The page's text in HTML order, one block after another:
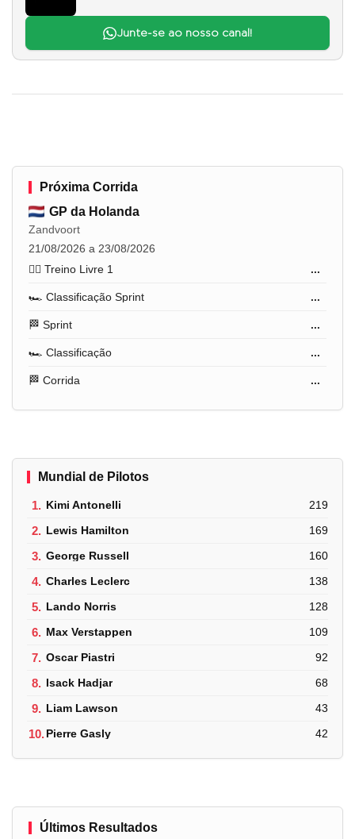
Junte-se ao nosso canal!
Próxima Corrida
GP da Holanda
Zandvoort
21/08/2026 a 23/08/2026
🏋️‍♂️ Treino Livre 1
...
🏎️ Classificação Sprint ...
🏁 Sprint ...
🏎️ Classificação ...
🏁 Corrida ...
Mundial de Pilotos
1. Kimi Antonelli 219
2. Lewis Hamilton 169
3. George Russell 160
4. Charles Leclerc 138
5. Lando Norris 128
6. Max Verstappen 109
7. Oscar Piastri 92
8. Isack Hadjar 68
9. Liam Lawson 43
10.Pierre Gasly 42
Últimos Resultados